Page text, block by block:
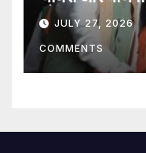
शोJULY 27, 2026
COMMENTS